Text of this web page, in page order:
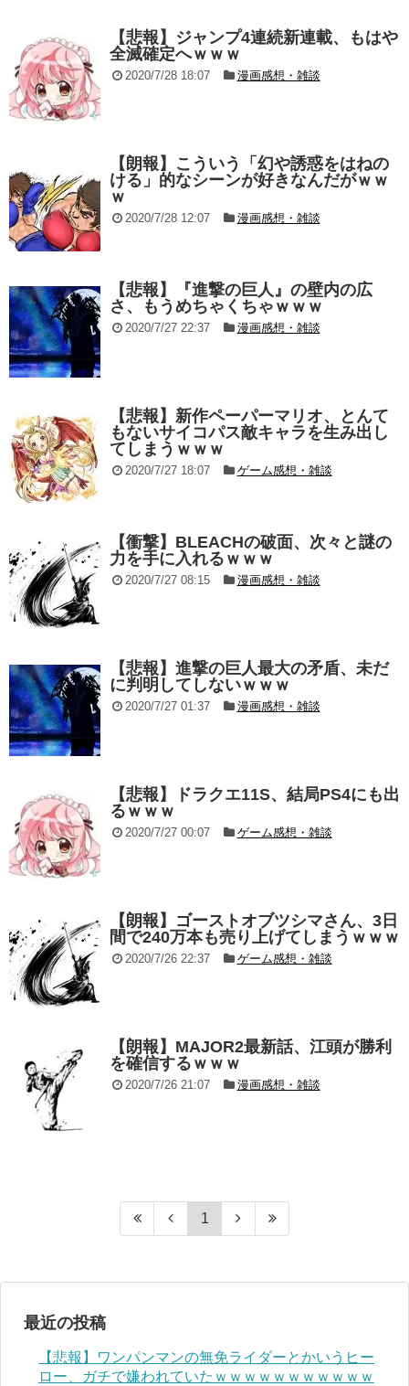
【悲報】ジャンプ4連続新連載、もはや
全滅確定へｗｗｗ
2020/7/28 18:07 漫画感想・雑談
【朗報】こういう「幻や誘惑をはねの
ける」的なシーンが好きなんだがｗｗ
ｗ
2020/7/28 12:07 漫画感想・雑談
【悲報】『進撃の巨人』の壁内の広
さ、もうめちゃくちゃｗｗｗ
2020/7/27 22:37 漫画感想・雑談
【悲報】新作ペーパーマリオ、とんて
もないサイコパス敵キャラを生み出し
てしまうｗｗｗ
2020/7/27 18:07 ゲーム感想・雑談
【衝撃】BLEACHの破面、次々と謎の
力を手に入れるｗｗｗ
2020/7/27 08:15 漫画感想・雑談
【悲報】進撃の巨人最大の矛盾、未だ
に判明してしないｗｗｗ
2020/7/27 01:37 漫画感想・雑談
【悲報】ドラクエ11S、結局PS4にも出
るｗｗｗ
2020/7/27 00:07 ゲーム感想・雑談
【朗報】ゴーストオブツシマさん、3日
間で240万本も売り上げてしまうｗｗｗ
2020/7/26 22:37 ゲーム感想・雑談
【朗報】MAJOR2最新話、江頭が勝利
を確信するｗｗｗ
2020/7/26 21:07 漫画感想・雑談
1
最近の投稿
【悲報】ワンパンマンの無免ライダーとかいうヒー
ロー、ガチで嫌われていたｗｗｗｗｗｗｗｗｗｗｗ